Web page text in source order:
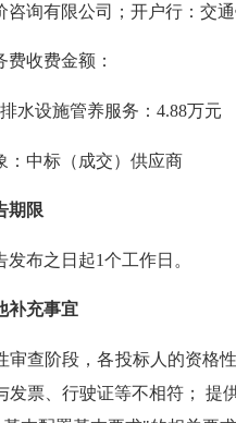
咨询有限公司；开户行：交
收费金额：
设施管养服务：4.88万元
中标（成交）供应商
期限
布之日起1个工作日。
补充事宜
阶段，各投标人的资格性
发票、行驶证等不相符； 提